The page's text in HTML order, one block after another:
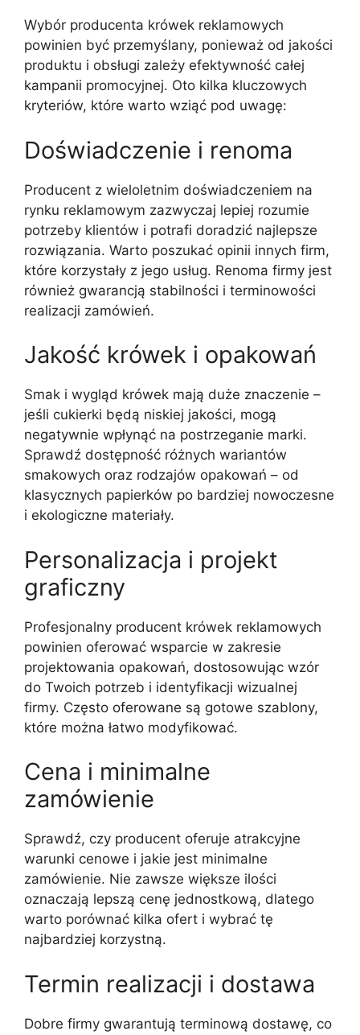
Wybór producenta krówek reklamowych
powinien być przemyślany, ponieważ od jakości
produktu i obsługi zależy efektywność całej
kampanii promocyjnej. Oto kilka kluczowych
kryteriów, które warto wziąć pod uwagę:
Doświadczenie i renoma
Producent z wieloletnim doświadczeniem na
rynku reklamowym zazwyczaj lepiej rozumie
potrzeby klientów i potrafi doradzić najlepsze
rozwiązania. Warto poszukać opinii innych firm,
które korzystały z jego usług. Renoma firmy jest
również gwarancją stabilności i terminowości
realizacji zamówień.
Jakość krówek i opakowań
Smak i wygląd krówek mają duże znaczenie –
jeśli cukierki będą niskiej jakości, mogą
negatywnie wpłynąć na postrzeganie marki.
Sprawdź dostępność różnych wariantów
smakowych oraz rodzajów opakowań – od
klasycznych papierków po bardziej nowoczesne
i ekologiczne materiały.
Personalizacja i projekt
graficzny
Profesjonalny producent krówek reklamowych
powinien oferować wsparcie w zakresie
projektowania opakowań, dostosowując wzór
do Twoich potrzeb i identyfikacji wizualnej
firmy. Często oferowane są gotowe szablony,
które można łatwo modyfikować.
Cena i minimalne
zamówienie
Sprawdź, czy producent oferuje atrakcyjne
warunki cenowe i jakie jest minimalne
zamówienie. Nie zawsze większe ilości
oznaczają lepszą cenę jednostkową, dlatego
warto porównać kilka ofert i wybrać tę
najbardziej korzystną.
Termin realizacji i dostawa
Dobre firmy gwarantują terminową dostawę, co